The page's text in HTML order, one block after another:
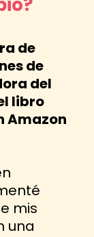
de
de
del
libro
Amazon
mis
una